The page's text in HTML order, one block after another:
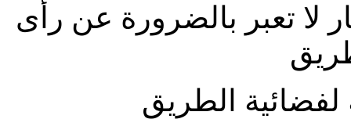
لا تعبر بالضرورة عن رأى
الطريق